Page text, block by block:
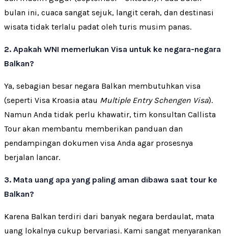
bulan ini, cuaca sangat sejuk, langit cerah, dan destinasi
wisata tidak terlalu padat oleh turis musim panas.
2. Apakah WNI memerlukan Visa untuk ke negara-negara
Balkan?
Ya, sebagian besar negara Balkan membutuhkan visa
(seperti Visa Kroasia atau Multiple Entry Schengen Visa).
Namun Anda tidak perlu khawatir, tim konsultan Callista
Tour akan membantu memberikan panduan dan
pendampingan dokumen visa Anda agar prosesnya
berjalan lancar.
3. Mata uang apa yang paling aman dibawa saat tour ke
Balkan?
Karena Balkan terdiri dari banyak negara berdaulat, mata
uang lokalnya cukup bervariasi. Kami sangat menyarankan